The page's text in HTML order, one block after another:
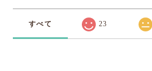
すべて 23